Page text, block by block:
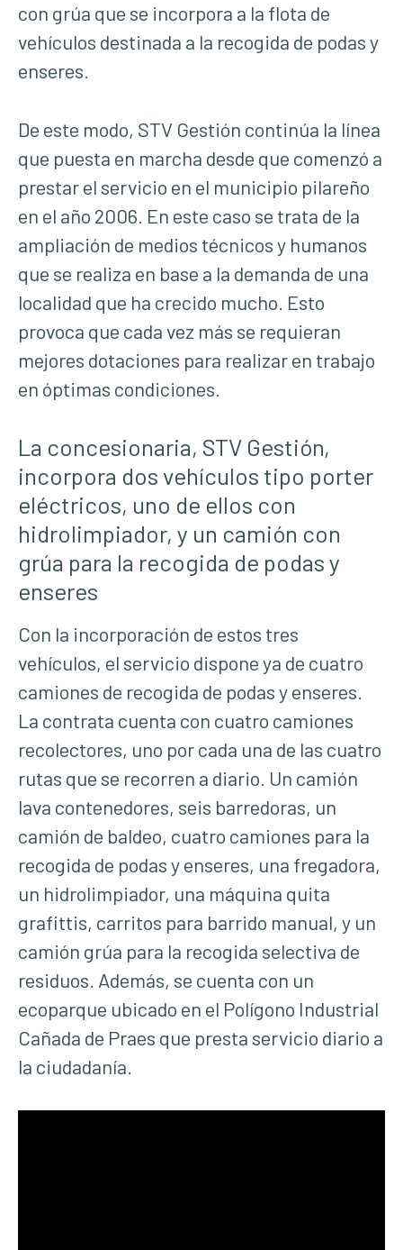
con grúa que se incorpora a la flota de
vehículos destinada a la recogida de podas y
enseres.
De este modo, STV Gestión continúa la línea
que puesta en marcha desde que comenzó a
prestar el servicio en el municipio pilareño
en el año 2006. En este caso se trata de la
ampliación de medios técnicos y humanos
que se realiza en base a la demanda de una
localidad que ha crecido mucho. Esto
provoca que cada vez más se requieran
mejores dotaciones para realizar en trabajo
en óptimas condiciones.
La concesionaria, STV Gestión,
incorpora dos vehículos tipo porter
eléctricos, uno de ellos con
hidrolimpiador, y un camión con
grúa para la recogida de podas y
enseres
Con la incorporación de estos tres
vehículos, el servicio dispone ya de cuatro
camiones de recogida de podas y enseres.
La contrata cuenta con cuatro camiones
recolectores, uno por cada una de las cuatro
rutas que se recorren a diario. Un camión
lava contenedores, seis barredoras, un
camión de baldeo, cuatro camiones para la
recogida de podas y enseres, una fregadora,
un hidrolimpiador, una máquina quita
grafittis, carritos para barrido manual, y un
camión grúa para la recogida selectiva de
residuos. Además, se cuenta con un
ecoparque ubicado en el Polígono Industrial
Cañada de Praes que presta servicio diario a
la ciudadanía.